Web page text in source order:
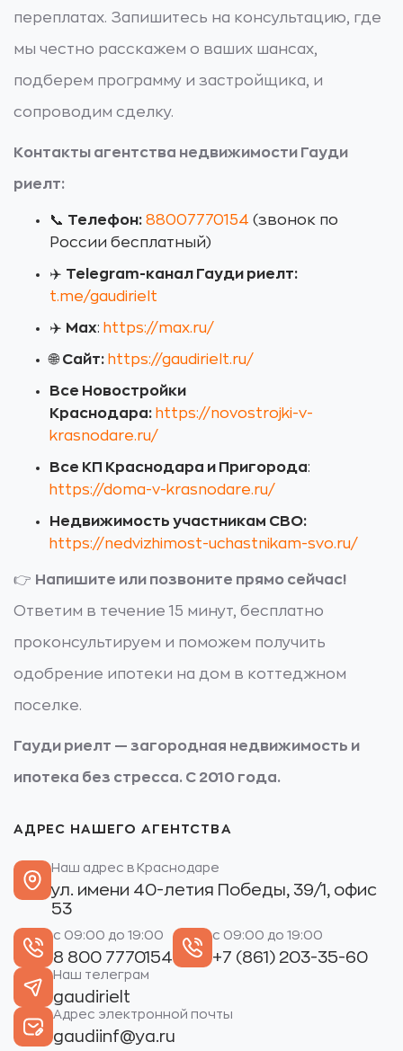
переплатах. Запишитесь на консультацию, где
мы честно расскажем о ваших шансах,
подберем программу и застройщика, и
сопроводим сделку.
Контакты агентства недвижимости Гауди
риелт:
📞 Телефон: 88007770154 (звонок по
России бесплатный)
✈️ Telegram-канал Гауди риелт:
t.me/gaudirielt
✈️ Max: https://max.ru/
🌐Сайт: https://gaudirielt.ru/
Все Новостройки
Краснодара: https://novostrojki-v-
krasnodare.ru/
Все КП Краснодара и Пригорода:
https://doma-v-krasnodare.ru/
Недвижимость участникам СВО:
https://nedvizhimost-uchastnikam-svo.ru/
👉 Напишите или позвоните прямо сейчас!
Ответим в течение 15 минут, бесплатно
проконсультируем и поможем получить
одобрение ипотеки на дом в коттеджном
поселке.
Гауди риелт — загородная недвижимость и
ипотека без стресса. С 2010 года.
АДРЕС НАШЕГО АГЕНТСТВА
Наш адрес в Краснодаре
ул. имени 40-летия Победы, 39/1, офис
53
с 09:00 до 19:00
8 800 7770154
с 09:00 до 19:00
+7 (861) 203-35-60
Наш телеграм
gaudirielt
Адрес электронной почты
gaudiinf@ya.ru